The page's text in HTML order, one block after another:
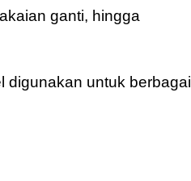
ganti, hingga
digunakan untuk berbagai